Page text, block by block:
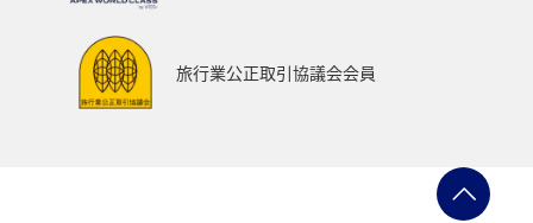
旅行業公正取引協議会会員